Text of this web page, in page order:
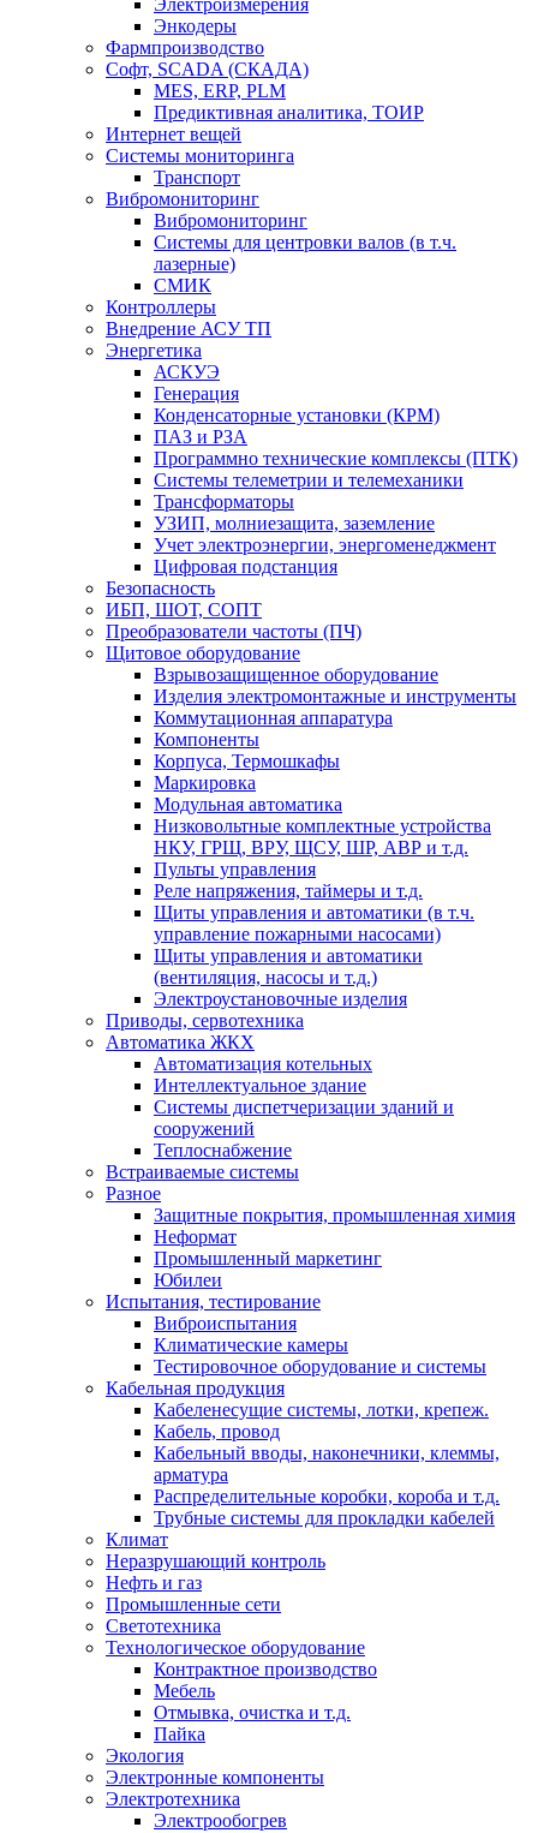
Электроизмерения
Энкодеры
Фармпроизводство
Софт, SCADA (СКАДА)
MES, ERP, PLM
Предиктивная аналитика, ТОИР
Интернет вещей
Системы мониторинга
Транспорт
Вибромониторинг
Вибромониторинг
Системы для центровки валов (в т.ч.
лазерные)
СМИК
Контроллеры
Внедрение АСУ ТП
Энергетика
АСКУЭ
Генерация
Конденсаторные установки (КРМ)
ПАЗ и РЗА
Программно технические комплексы (ПТК)
Системы телеметрии и телемеханики
Трансформаторы
УЗИП, молниезащита, заземление
Учет электроэнергии, энергоменеджмент
Цифровая подстанция
Безопасность
ИБП, ШОТ, СОПТ
Преобразователи частоты (ПЧ)
Щитовое оборудование
Взрывозащищенное оборудование
Изделия электромонтажные и инструменты
Коммутационная аппаратура
Компоненты
Корпуса, Термошкафы
Маркировка
Модульная автоматика
Низковольтные комплектные устройства
НКУ, ГРЩ, ВРУ, ЩСУ, ШР, АВР и т.д.
Пульты управления
Реле напряжения, таймеры и т.д.
Щиты управления и автоматики (в т.ч.
управление пожарными насосами)
Щиты управления и автоматики
(вентиляция, насосы и т.д.)
Электроустановочные изделия
Приводы, сервотехника
Автоматика ЖКХ
Автоматизация котельных
Интеллектуальное здание
Системы диспетчеризации зданий и
сооружений
Теплоснабжение
Встраиваемые системы
Разное
Защитные покрытия, промышленная химия
Неформат
Промышленный маркетинг
Юбилеи
Испытания, тестирование
Виброиспытания
Климатические камеры
Тестировочное оборудование и системы
Кабельная продукция
Кабеленесущие системы, лотки, крепеж.
Кабель, провод
Кабельный вводы, наконечники, клеммы,
арматура
Распределительные коробки, короба и т.д.
Трубные системы для прокладки кабелей
Климат
Неразрушающий контроль
Нефть и газ
Промышленные сети
Светотехника
Технологическое оборудование
Контрактное производство
Мебель
Отмывка, очистка и т.д.
Пайка
Экология
Электронные компоненты
Электротехника
Электрообогрев